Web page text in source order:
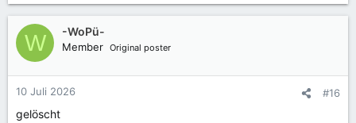
a
k
t
o
n
n
W -WoPü-
Member Original poster
10 Juli 2026 #16
gelöscht